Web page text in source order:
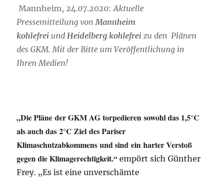
Mannheim, 24.07.2020:Aktuelle
Pressemitteilung vonMannheim
kohlefrei undHeidelberg kohlefrei zu den Plänen
des GKM. Mit der Bitte um Veröffentlichung in
Ihren Medien!
„Die Pläne der GKM AG torpedieren sowohl das 1,5°C
als auch das 2°C Ziel des Pariser
Klimaschutzabkommens und sind ein harter Verstoß
gegen die Klimagerechtigkeit.“ empört sich Günther
Frey. „Es ist eine unverschämte